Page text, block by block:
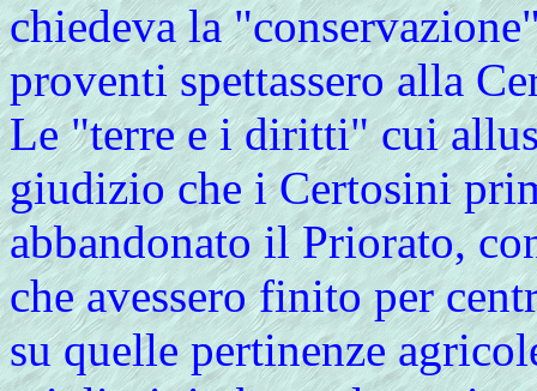
chiedeva la
proventi spettassero alla
Le "terre e i diritti" cui
giudizio che i Certosini
abbandonato il Priorato,
che avessero finito per
su quelle pertinenze